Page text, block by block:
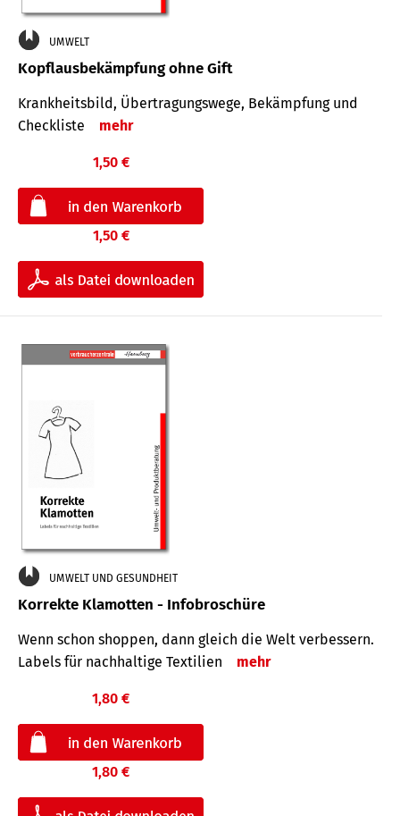
UMWELT
Kopflausbekämpfung ohne Gift
Krankheits­bild, Übertra­gungs­wege, Bekämpfung und
Check­liste
mehr
1,50 €
1,50 €
UMWELT UND GESUNDHEIT
Korrekte Klamotten - Infobroschüre
Wenn schon shoppen, dann gleich die Welt verbessern.
Labels für nachhaltige Textilien
mehr
1,80 €
1,80 €